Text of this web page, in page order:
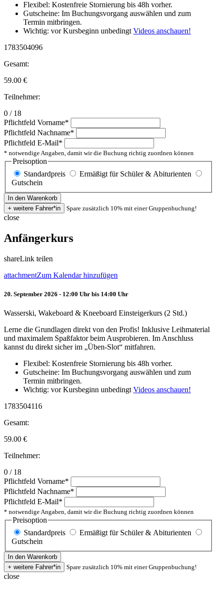
Flexibel: Kostenfreie Stornierung bis 48h vorher.
Gutscheine: Im Buchungsvorgang auswählen und zum
Termin mitbringen.
Wichtig: vor Kursbeginn unbedingtVideos anschauen!
1783504096
Gesamt:
59.00 €
Teilnehmer:
0 / 18
Pflichtfeld Vorname*
Pflichtfeld Nachname*
Pflichtfeld E-Mail*
* notwendige Angaben, damit wir die Buchung richtig zuordnen können
Preisoption
Standardpreis
Ermäßigt für Schüler & Abiturienten
Gutschein
Spare zusätzlich 10% mit einer Gruppenbuchung!
close
Anfängerkurs
shareLink teilen
attachmentZum Kalendar hinzufügen
20. September 2026 - 12:00 Uhr bis 14:00 Uhr
Wasserski, Wakeboard & Kneeboard Einsteigerkurs (2 Std.)
Lerne die Grundlagen direkt von den Profis! Inklusive Leihmaterial
und maximalem Spaßfaktor beim Ausprobieren. Im Anschluss
kannst du direkt sicher im „Üben-Slot“ mitfahren.
Flexibel: Kostenfreie Stornierung bis 48h vorher.
Gutscheine: Im Buchungsvorgang auswählen und zum
Termin mitbringen.
Wichtig: vor Kursbeginn unbedingt Videos anschauen!
1783504116
Gesamt:
59.00 €
Teilnehmer:
0 / 18
Pflichtfeld Vorname*
Pflichtfeld Nachname*
Pflichtfeld E-Mail*
* notwendige Angaben, damit wir die Buchung richtig zuordnen können
Preisoption
Standardpreis
Ermäßigt für Schüler & Abiturienten
Gutschein
Spare zusätzlich 10% mit einer Gruppenbuchung!
close